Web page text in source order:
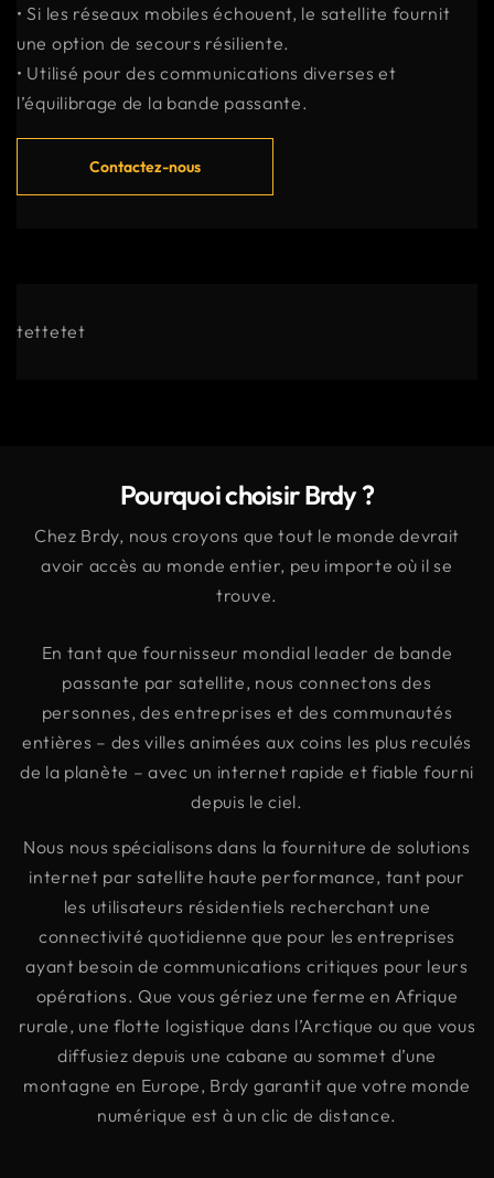
• Si les réseaux mobiles échouent, le satellite fournit
une option de secours résiliente.
• Utilisé pour des communications diverses et
l’équilibrage de la bande passante.
Contactez-nous
tettetet
Pourquoi choisir Brdy ?
Chez Brdy, nous croyons que tout le monde devrait
avoir accès au monde entier, peu importe où il se
trouve.
En tant que fournisseur mondial leader de bande
passante par satellite, nous connectons des
personnes, des entreprises et des communautés
entières – des villes animées aux coins les plus reculés
de la planète – avec un internet rapide et fiable fourni
depuis le ciel.
Nous nous spécialisons dans la fourniture de solutions
internet par satellite haute performance, tant pour
les utilisateurs résidentiels recherchant une
connectivité quotidienne que pour les entreprises
ayant besoin de communications critiques pour leurs
opérations. Que vous gériez une ferme en Afrique
rurale, une flotte logistique dans l’Arctique ou que vous
diffusiez depuis une cabane au sommet d’une
montagne en Europe, Brdy garantit que votre monde
numérique est à un clic de distance.